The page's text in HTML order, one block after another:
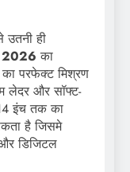
ही
2026 का
का परफेक्ट मिश्रण
लेदर और सॉफ्ट-
इंच तक का
है जिसमे
डिजिटल